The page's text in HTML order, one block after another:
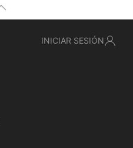
INICIAR SESIÓN